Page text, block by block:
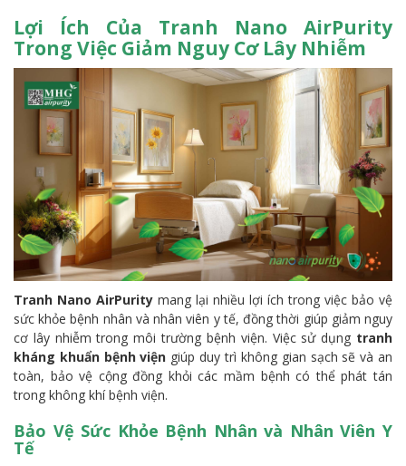
Lợi Ích Của Tranh Nano AirPurity
Trong Việc Giảm Nguy Cơ Lây Nhiễm
Tranh Nano AirPurity mang lại nhiều lợi ích trong việc bảo vệ
sức khỏe bệnh nhân và nhân viên y tế, đồng thời giúp giảm nguy
cơ lây nhiễm trong môi trường bệnh viện. Việc sử dụng tranh
kháng khuẩn bệnh viện giúp duy trì không gian sạch sẽ và an
toàn, bảo vệ cộng đồng khỏi các mầm bệnh có thể phát tán
trong không khí bệnh viện.
Bảo Vệ Sức Khỏe Bệnh Nhân và Nhân Viên Y
Tế